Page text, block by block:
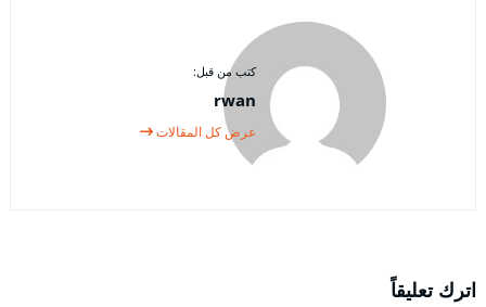
كتب من قبل:
rwan
عرض كل المقالات
اترك تعليقاً